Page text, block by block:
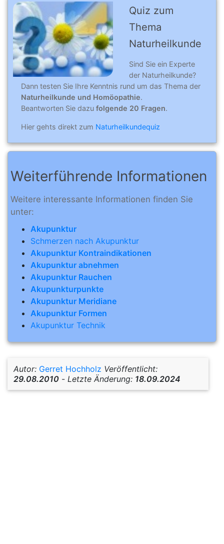
Quiz zum
Thema
Naturheilkunde
Sind Sie ein Experte
der Naturheilkunde?
Dann testen Sie Ihre Kenntnis rund um das Thema der
Naturheilkunde und Homöopathie.
Beantworten Sie dazu folgende 20 Fragen.
Hier gehts direkt zum Naturheilkundequiz
Weiterführende Informationen
Weitere interessante Informationen finden Sie
unter:
Akupunktur
Schmerzen nach Akupunktur
Akupunktur Kontraindikationen
Akupunktur abnehmen
Akupunktur Rauchen
Akupunkturpunkte
Akupunktur Meridiane
Akupunktur Formen
Akupunktur Technik
Autor: Gerret Hochholz Veröffentlicht:
29.08.2010 - Letzte Änderung: 18.09.2024